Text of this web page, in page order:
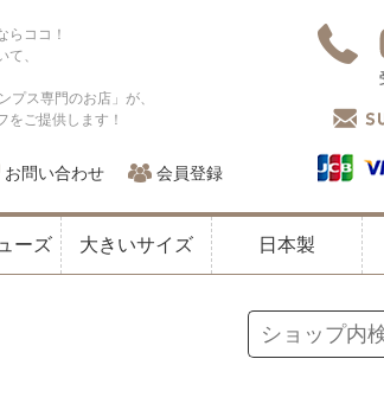
らココ！
、
プス専門のお店」が、
をご提供します！
お問い合わせ 会員登録
ーズ 大きいサイズ 日本製